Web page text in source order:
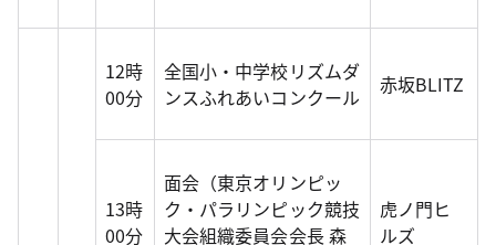
12時
00分
全国小・中学校リズムダ
ンスふれあいコンクール
赤坂BLITZ
13時
00分
面会（東京オリンピッ
ク・パラリンピック競技
大会組織委員会会長 森
虎ノ門ヒ
ルズ